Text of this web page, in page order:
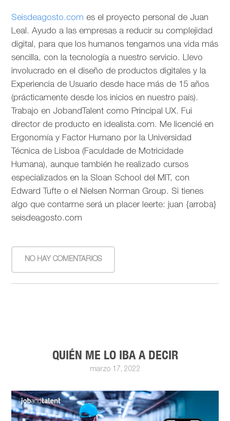
Seisdeagosto.com es el proyecto personal de Juan
Leal. Ayudo a las empresas a reducir su complejidad
digital, para que los humanos tengamos una vida más
sencilla, con la tecnología a nuestro servicio. Llevo
involucrado en el diseño de productos digitales y la
Experiencia de Usuario desde hace más de 15 años
(prácticamente desde los inicios en nuestro país).
Trabajo en JobandTalent como Principal UX. Fui
director de producto en idealista.com. Me licencié en
Ergonomía y Factor Humano por la Universidad
Técnica de Lisboa (Faculdade de Motricidade
Humana), aunque también he realizado cursos
especializados en la Sloan School del MIT, con
Edward Tufte o el Nielsen Norman Group. Si tienes
algo que contarme será un placer leerte: juan {arroba}
seisdeagosto.com
NO HAY COMENTARIOS
QUIÉN ME LO IBA A DECIR
marzo 17, 2022